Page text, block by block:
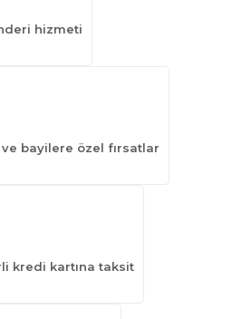
hizmeti
bayilere özel fırsatlar
kredi kartına taksit